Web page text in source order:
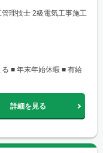
理技士 2級電気工事施工
■ 年末年始休暇 ■ 有給
詳細を見る